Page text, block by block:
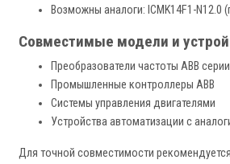
Возможны аналоги: ICMK14F1-
Совместимые модели и
Преобразователи частоты ABB
Промышленные контроллеры ABB
Системы управления двигателями
Устройства автоматизации с
Для точной совместимости